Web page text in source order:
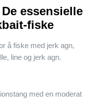
essensielle
fiske
å fiske med jerk agn,
line og jerk agn.
med en moderat